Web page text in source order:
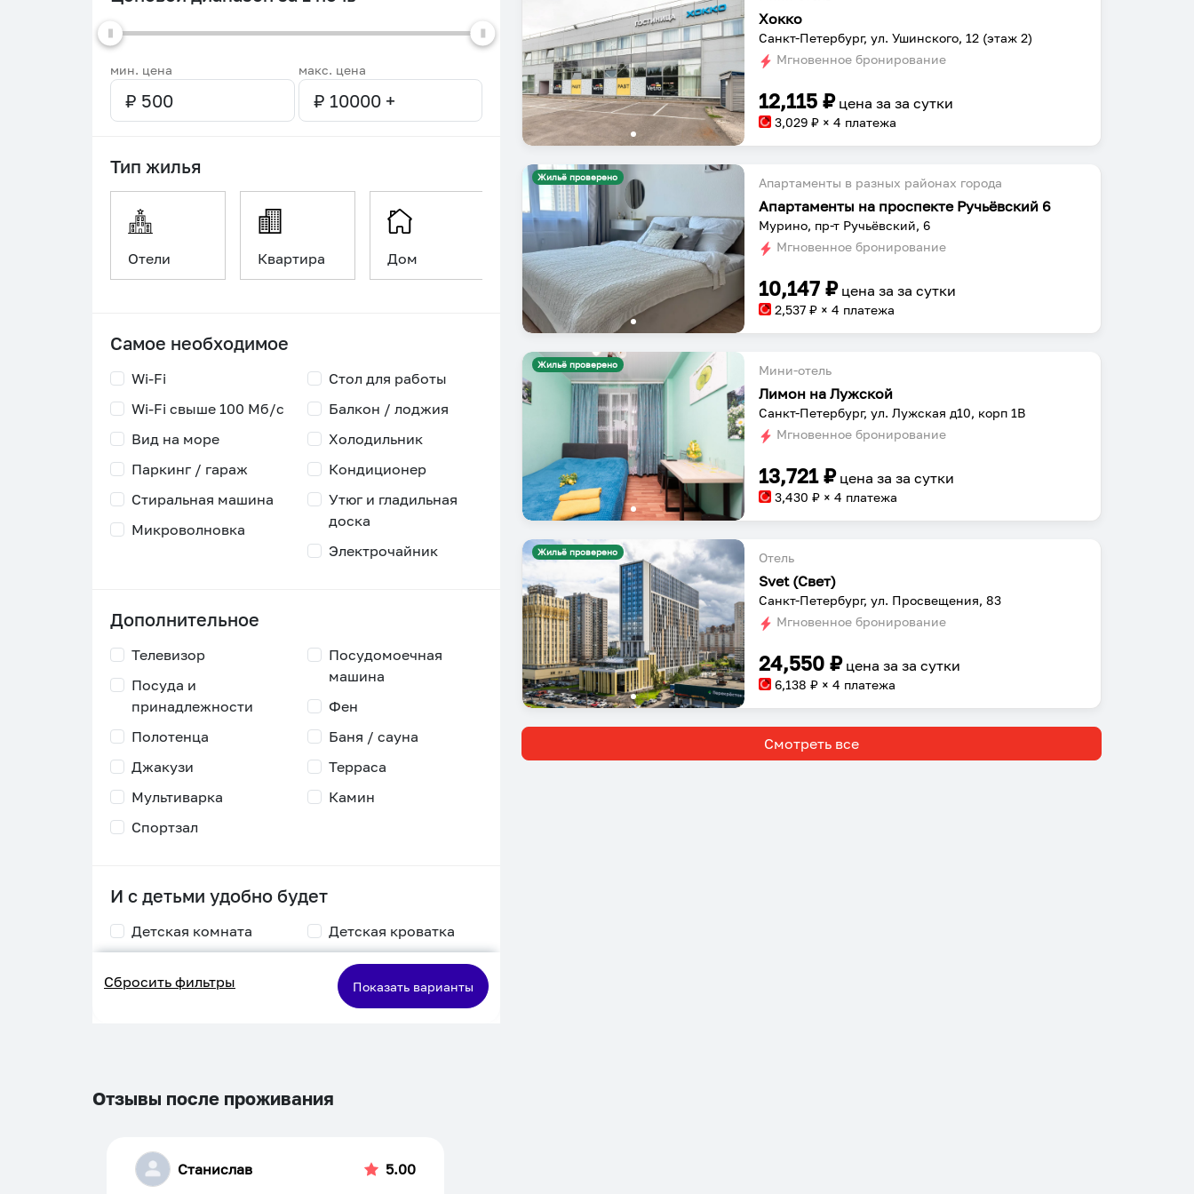
мин. цена макс. цена
Тип жилья
Отели Квартира Дом Уникальное
Самое необходимое
Wi-Fi
Wi-Fi свыше 100 Мб/с
Стол для работы
Балкон / лоджия
Вид на море
Паркинг / гараж
Холодильник
Кондиционер
Стиральная машина
Микроволновка
Утюг и гладильная
доска
Электрочайник
Дополнительное
Телевизор
Посуда и
принадлежности
Посудомоечная
машина
Фен
Полотенца
Джакузи
Баня / сауна
Терраса
Мультиварка
Спортзал
Камин
И с детьми удобно будет
Детская комната
кормления
Детская кроватка
Двухъярусная
кровать
Сбросить фильтры Показать варианты
Хокко
Санкт-Петербург, ул. Ушинского, 12 (этаж 2)
Мгновенное бронирование
12,115 ₽ цена заза сутки
3,029 ₽ × 4 платежа
Жильё проверено Апартаменты в разных районах города
Апартаменты на проспекте Ручьёвский 6
Мурино, пр-т Ручьёвский, 6
Мгновенное бронирование
10,147 ₽ цена заза сутки
2,537 ₽ × 4 платежа
Жильё проверено Мини-отель
Лимон на Лужской
Санкт-Петербург, ул. Лужская д10, корп 1В
Мгновенное бронирование
13,721₽ цена заза сутки
3,430 ₽ × 4 платежа
Жильё проверено Отель
Svet (Свет)
Санкт-Петербург, ул. Просвещения, 83
Мгновенное бронирование
24,550 ₽ цена заза сутки
6,138 ₽ × 4 платежа
Смотреть все
Отзывы после проживания
Станислав 5.00